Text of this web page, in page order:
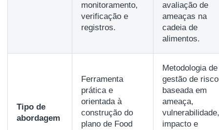
monitoramento,
verificação e
registros.
avaliação de
ameaças na
cadeia de
alimentos.
Tipo de
abordagem
Ferramenta
prática e
orientada à
construção do
plano de Food
Metodologia de
gestão de risco
baseada em
ameaça,
vulnerabilidade,
impacto e